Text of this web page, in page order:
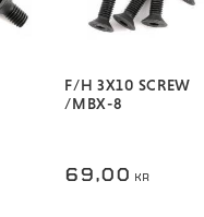
F/H 3X10 SCREW
/MBX-8
69,00 KR